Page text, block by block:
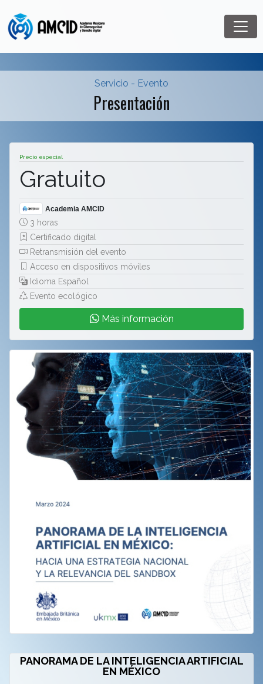
Servicio - Evento
Presentación
PANORAMA DE LA INTELIGENCIA ARTIFICIAL
EN MÉXICO
Precio especial
Gratuito
Academia AMCID
3 horas
Certificado digital
Retransmisión del evento
Acceso en dispositivos móviles
Idioma Español
Evento ecológico
Más información